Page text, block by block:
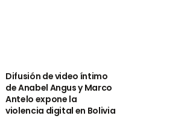
Difusión de video íntimo
de Anabel Angus y Marco
Antelo expone la
violencia digital en Bolivia